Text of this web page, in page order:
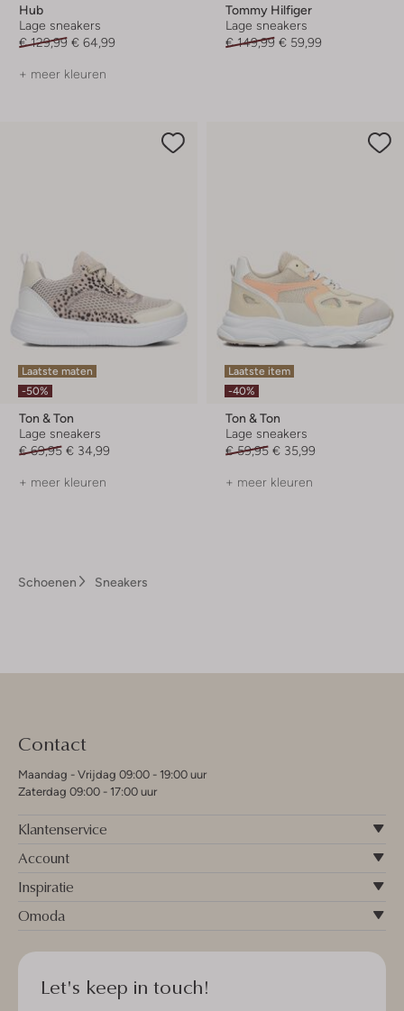
Hub
Lage sneakers
€ 129,99 € 64,99
+ meer kleuren
Tommy Hilfiger
Lage sneakers
€ 149,99 € 59,99
Laatste maten
-50%
Ton & Ton
Lage sneakers
€ 69,95 € 34,99
+ meer kleuren
Laatste item
-40%
Ton & Ton
Lage sneakers
€ 59,95 € 35,99
+ meer kleuren
Schoenen Sneakers
Contact
Maandag - Vrijdag 09:00 - 19:00 uur
Zaterdag 09:00 - 17:00 uur
Klantenservice
Account
Inspiratie
Omoda
Let's keep in touch!